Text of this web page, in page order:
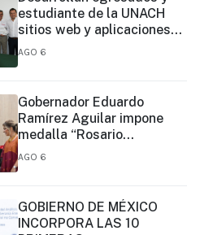
estudiante de la UNACH
sitios web y aplicaciones
móviles para la Cruz Roja y
AGO 6
Gobernador Eduardo
Ramírez Aguilar impone
medalla “Rosario
Castellanos” a Malú Mícher
AGO 6
GOBIERNO DE MÉXICO
INCORPORA LAS 10